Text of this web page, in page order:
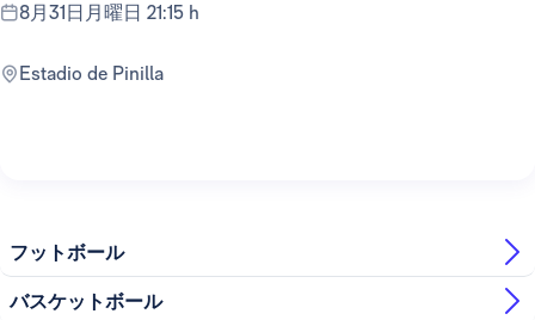
8月31日月曜日 21:15 h
Estadio de Pinilla
フットボール
バスケットボール